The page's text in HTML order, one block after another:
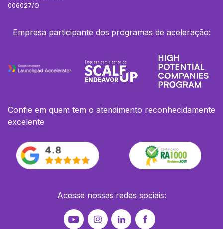
006027/O
Empresa participante dos programas de aceleração:
Confie em quem tem o atendimento reconhecidamente
excelente
Acesse nossas redes sociais: